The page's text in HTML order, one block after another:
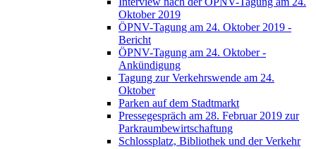
Oktober 2019
ÖPNV-Tagung am 24. Oktober 2019 -
Bericht
ÖPNV-Tagung am 24. Oktober -
Ankündigung
Tagung zur Verkehrswende am 24.
Oktober
Parken auf dem Stadtmarkt
Pressegespräch am 28. Februar 2019 zur
Parkraumbewirtschaftung
Schlossplatz, Bibliothek und der Verkehr